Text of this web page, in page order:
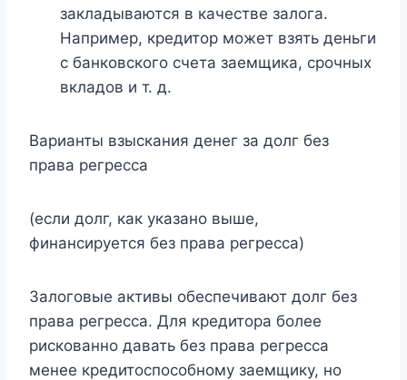
закладываются в качестве залога.
Например, кредитор может взять деньги
с банковского счета заемщика, срочных
вкладов и т. д.
Варианты взыскания денег за долг без
права регресса
(если долг, как указано выше,
финансируется без права регресса)
Залоговые активы обеспечивают долг без
права регресса. Для кредитора более
рискованно давать без права регресса
менее кредитоспособному заемщику, но